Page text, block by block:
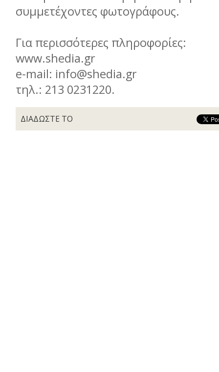
συµµετέχοντες φωτογράφους.
Για περισσότερες πληροφορίες:
www.shedia.gr
e-mail: info@shedia.gr
τηλ.: 213 0231220.
ΔΙΑΔΩΣΤΕ ΤΟ